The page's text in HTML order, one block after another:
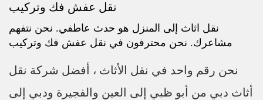
نقل عفش فك وتركيب
نقل اثاث إلى المنزل هو حدث عاطفي. نحن نتفهم
مشاعرك. نحن محترفون في نقل عفش فك وتركيب
نحن رقم واحد في نقل الأثاث ، أفضل شركة نقل
أثاث دبي من أبو ظبي إلى العين والفجيرة ودبي إلى